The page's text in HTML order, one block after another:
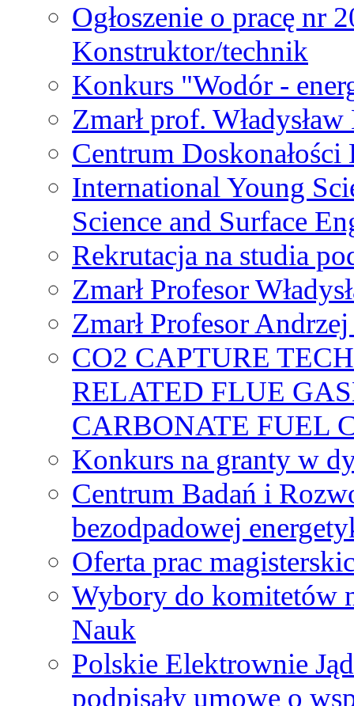
Ogłoszenie o pracę nr
Konstruktor/technik
Konkurs "Wodór -
Zmarł prof.
Centrum
International Young
Science and Surface
Rekrutacja na studia
Zmarł Profesor
Zmarł Profesor
CO2 CAPTURE
RELATED FLUE
CARBONATE FUEL
Konkurs na granty w
Centrum Badań i
bezodpadowej
Oferta prac
Wybory do komitetów
Nauk
Polskie Elektrownie
podpisały umowę o